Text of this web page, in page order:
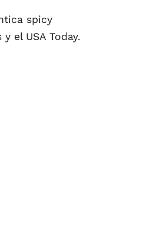
spicy
el USA Today.